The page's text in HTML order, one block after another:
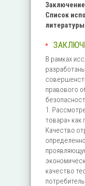
Заключение
Список
литературы
В рамках
правового
1.
товара» как
Качество
качество